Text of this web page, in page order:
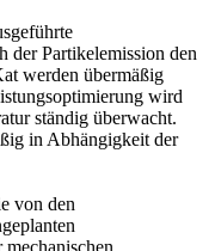
der Partikelemission den
werden übermäßig
wird
ständig überwacht.
in Abhängigkeit der
von den